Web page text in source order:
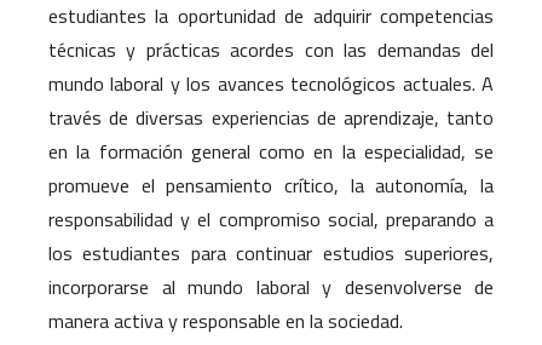
estudiantes la oportunidad de adquirir competencias
técnicas y prácticas acordes con las demandas del
mundo laboral y los avances tecnológicos actuales. A
través de diversas experiencias de aprendizaje, tanto
en la formación general como en la especialidad, se
promueve el pensamiento crítico, la autonomía, la
responsabilidad y el compromiso social, preparando a
los estudiantes para continuar estudios superiores,
incorporarse al mundo laboral y desenvolverse de
manera activa y responsable en la sociedad.